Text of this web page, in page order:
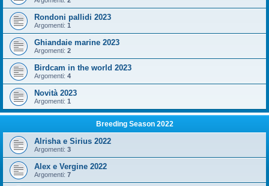
Rondoni pallidi 2023
Argomenti: 1
Ghiandaie marine 2023
Argomenti: 2
Birdcam in the world 2023
Argomenti: 4
Novità 2023
Argomenti: 1
Breeding Season 2022
Alrisha e Sirius 2022
Argomenti: 3
Alex e Vergine 2022
Argomenti: 7